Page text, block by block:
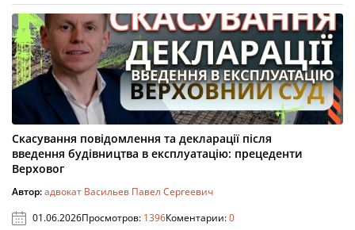
Скасування повідомлення та декларації після
введення будівництва в експлуатацію: прецеденти
Верховог
Автор:адвокат Васильев Павел Сергеевич
01.06.2026Просмотров: 1396Коментарии:0